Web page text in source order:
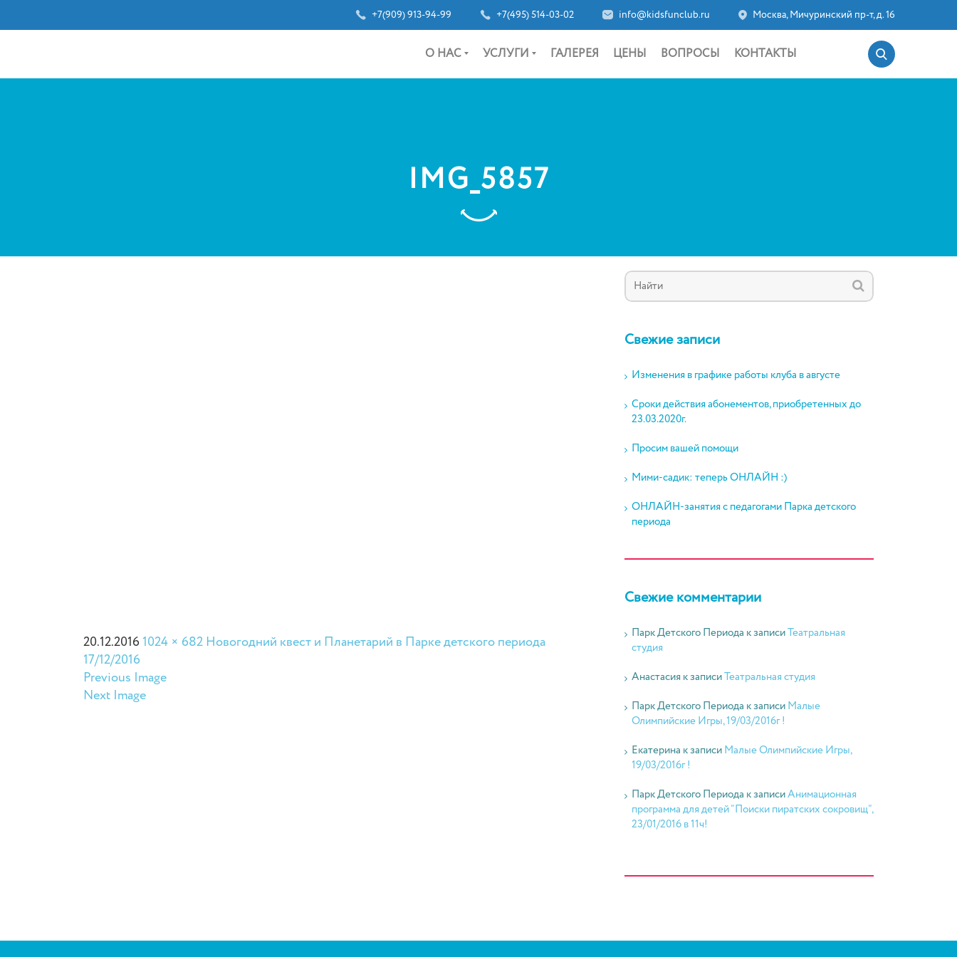
+7(909) 913-94-99 +7(495) 514-03-02 info@kidsfunclub.ru Москва, Мичуринский пр-т, д. 16
О НАС УСЛУГИ ГАЛЕРЕЯ ЦЕНЫ ВОПРОСЫ КОНТАКТЫ
IMG_5857
20.12.20161024 × 682 Новогодний квест и Планетарий в Парке детского периода
17/12/2016
Previous Image
Next Image
Свежие записи
Изменения в графике работы клуба в августе
Сроки действия абонементов, приобретенных до
23.03.2020г.
Просим вашей помощи
Мими-садик: теперь ОНЛАЙН :)
ОНЛАЙН-занятия с педагогами Парка детского
периода
Свежие комментарии
Парк Детского Периода к записиТеатральная
студия
Анастасияк записиТеатральная студия
Парк Детского Периода к записиМалые
Олимпийские Игры, 19/03/2016г !
Екатерина к записиМалые Олимпийские Игры,
19/03/2016г !
Парк Детского Периода к записиАнимационная
программа для детей “Поиски пиратских сокровищ”,
23/01/2016 в 11ч!